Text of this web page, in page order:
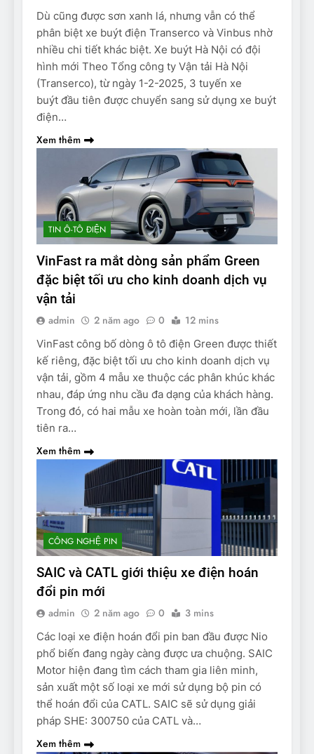
Dù cũng được sơn xanh lá, nhưng vẫn có thể
phân biệt xe buýt điện Transerco và Vinbus nhờ
nhiều chi tiết khác biệt. Xe buýt Hà Nội có đội
hình mới Theo Tổng công ty Vận tải Hà Nội
(Transerco), từ ngày 1-2-2025, 3 tuyến xe
buýt đầu tiên được chuyển sang sử dụng xe buýt
điện…
Xem thêm
TIN Ô-TÔ ĐIỆN
VinFast ra mắt dòng sản phẩm Green
đặc biệt tối ưu cho kinh doanh dịch vụ
vận tải
admin 2 năm ago 0 12 mins
VinFast công bố dòng ô tô điện Green được thiết
kế riêng, đặc biệt tối ưu cho kinh doanh dịch vụ
vận tải, gồm 4 mẫu xe thuộc các phân khúc khác
nhau, đáp ứng nhu cầu đa dạng của khách hàng.
Trong đó, có hai mẫu xe hoàn toàn mới, lần đầu
tiên ra…
Xem thêm
CÔNG NGHỆ PIN
SAIC và CATL giới thiệu xe điện hoán
đổi pin mới
admin 2 năm ago 0 3 mins
Các loại xe điện hoán đổi pin ban đầu được Nio
phổ biến đang ngày càng được ưa chuộng. SAIC
Motor hiện đang tìm cách tham gia liên minh,
sản xuất một số loại xe mới sử dụng bộ pin có
thể hoán đổi của CATL. SAIC sẽ sử dụng giải
pháp SHE: 300750 của CATL và…
Xem thêm